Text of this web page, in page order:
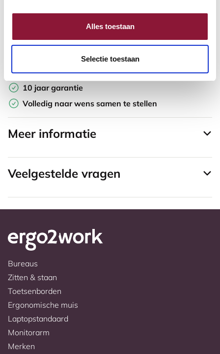
Alles toestaan
Selectie toestaan
Toevoegen aan vergelijker
Laagste Prijsgarantie
Gratis verzending
10 jaar garantie
Volledig naar wens samen te stellen
Meer informatie
Veelgestelde vragen
Bureaus
Zitten & staan
Toetsenborden
Ergonomische muis
Laptopstandaard
Monitorarm
Merken